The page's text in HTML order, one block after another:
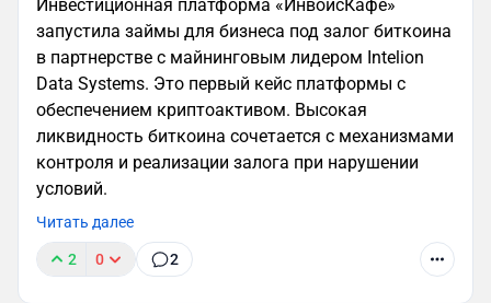
Инвестиционная платформа «ИнвойсКафе»
запустила займы для бизнеса под залог биткоина
в партнерстве с майнинговым лидером Intelion
Data Systems. Это первый кейс платформы с
обеспечением криптоактивом. Высокая
ликвидность биткоина сочетается с механизмами
контроля и реализации залога при нарушении
условий.
Читать далее
2 0 2